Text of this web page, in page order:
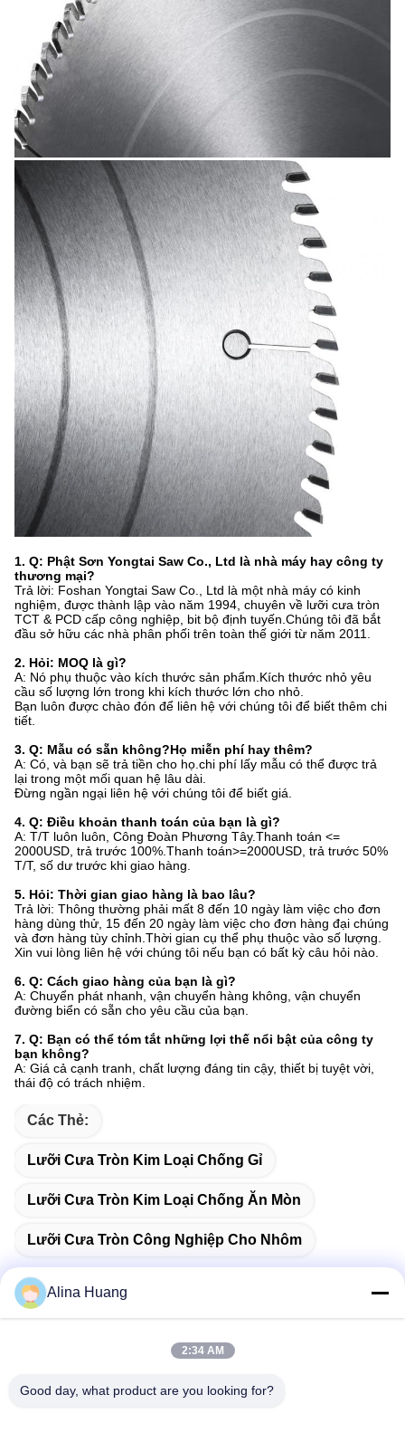
1. Q: Phật Sơn Yongtai Saw Co., Ltd là nhà máy hay công ty
thương mại?
Trả lời: Foshan Yongtai Saw Co., Ltd là một nhà máy có kinh
nghiệm, được thành lập vào năm 1994, chuyên về lưỡi cưa tròn
TCT & PCD cấp công nghiệp, bit bộ định tuyến.Chúng tôi đã bắt
đầu sở hữu các nhà phân phối trên toàn thế giới từ năm 2011.
2. Hỏi: MOQ là gì?
A: Nó phụ thuộc vào kích thước sản phẩm.Kích thước nhỏ yêu
cầu số lượng lớn trong khi kích thước lớn cho nhỏ.
Bạn luôn được chào đón để liên hệ với chúng tôi để biết thêm chi
tiết.
3. Q: Mẫu có sẵn không?Họ miễn phí hay thêm?
A: Có, và bạn sẽ trả tiền cho họ.chi phí lấy mẫu có thể được trả
lại trong một mối quan hệ lâu dài.
Đừng ngần ngại liên hệ với chúng tôi để biết giá.
4. Q: Điều khoản thanh toán của bạn là gì?
A: T/T luôn luôn, Công Đoàn Phương Tây.Thanh toán <=
2000USD, trả trước 100%.Thanh toán>=2000USD, trả trước 50%
T/T, số dư trước khi giao hàng.
5. Hỏi: Thời gian giao hàng là bao lâu?
Trả lời: Thông thường phải mất 8 đến 10 ngày làm việc cho đơn
hàng dùng thử, 15 đến 20 ngày làm việc cho đơn hàng đại chúng
và đơn hàng tùy chỉnh.Thời gian cụ thể phụ thuộc vào số lượng.
Xin vui lòng liên hệ với chúng tôi nếu bạn có bất kỳ câu hỏi nào.
6. Q: Cách giao hàng của bạn là gì?
A: Chuyển phát nhanh, vận chuyển hàng không, vận chuyển
đường biển có sẵn cho yêu cầu của bạn.
7. Q: Bạn có thể tóm tắt những lợi thế nổi bật của công ty
bạn không?
A: Giá cả cạnh tranh, chất lượng đáng tin cậy, thiết bị tuyệt vời,
thái độ có trách nhiệm.
Các Thẻ:
Lưỡi Cưa Tròn Kim Loại Chống Gỉ
Lưỡi Cưa Tròn Kim Loại Chống Ăn Mòn
Lưỡi Cưa Tròn Công Nghiệp Cho Nhôm
Địa chỉ
Alina Huang
2:34 AM
Good day, what product are you looking for?